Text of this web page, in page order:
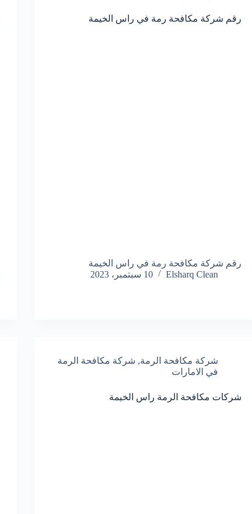
رقم شركة مكافحة رمة في راس الخيمة
رقم شركة مكافحة رمة في راس الخيمة
Elsharq Clean
10 سبتمبر، 2023
شركة مكافحة الرمة, شركة مكافحة الرمة
في الامارات
شركات مكافحة الرمة راس الخيمة